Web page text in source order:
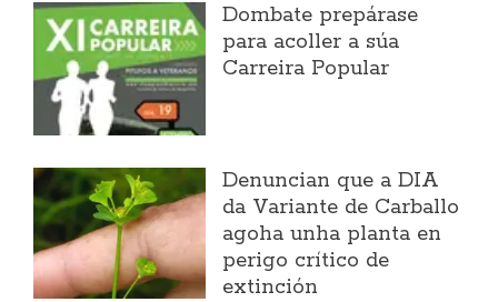
Dombate prepárase
para acoller a súa
Carreira Popular
Denuncian que a DIA
da Variante de Carballo
agoha unha planta en
perigo crítico de
extinción